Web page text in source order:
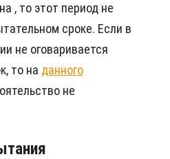
, то этот период не
сроке. Если в
не оговаривается
то на данного
не